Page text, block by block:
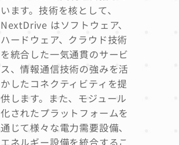
います。技術を核として、
NextDrive はソフトウェア、
ハードウェア、クラウド技術
を統合した一気通貫のサービ
ス、情報通信技術の強みを活
かしたコネクティビティを提
供します。また、モジュール
化されたプラットフォームを
通じて様々な電力需要設備、
エネルギー設備を統合するこ